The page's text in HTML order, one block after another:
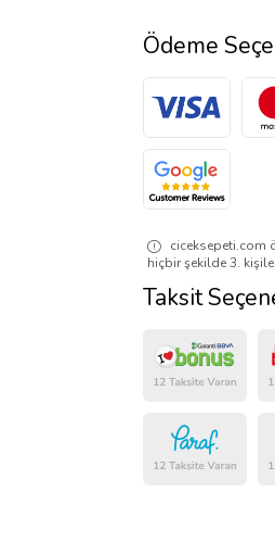
Ödeme
ciceksepeti.com
hiçbir şekilde 3.
Taksit